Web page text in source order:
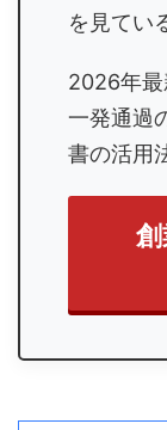
を見てい
2026年最
一発通過
書の活用